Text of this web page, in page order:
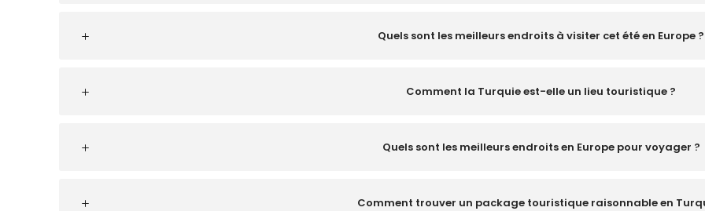
Quels sont les meilleurs endroits à visiter cet été en Europe ?
Comment la Turquie est-elle un lieu touristique ?
Quels sont les meilleurs endroits en Europe pour voyager ?
Comment trouver un package touristique raisonnable en